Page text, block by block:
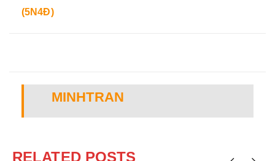
(5N4Đ)
MINHTRAN
RELATED POSTS